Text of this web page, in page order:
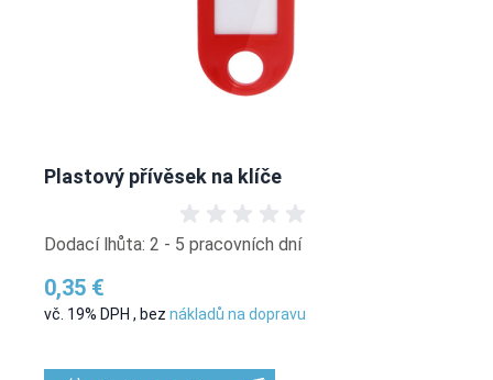
Plastový přívěsek na klíče
Dodací lhůta: 2 - 5 pracovních dní
0,35 €
vč. 19% DPH , bez nákladů na dopravu